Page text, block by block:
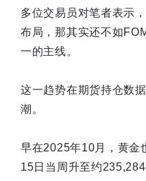
多位交易员对笔者表示
布局，那其实还不如
一的主线。
这一趋势在期货持仓数
潮。
早在2025年10月，黄金
15日当周升至约